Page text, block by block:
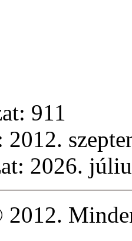
911
2012.
2026.
2012.